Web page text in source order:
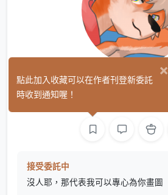
鴒聖也
接受委託中
沒人耶，那代表我可以專心為你畫圖
×
點此加入收藏可以在作者刊登新委託
時收到通知喔！